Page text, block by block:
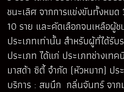
ชนะเลิศ จากการแข่งขันทั้งหม
10 ราย และคัดเลือกจนเหลือผู้
ประเภทเท่านั้น สำหรับผู้ที่ได้รับ
ประเภท ได้แก่ ประเภทช่างเท
มาสด้า ซิตี้ จำกัด (หัวหมาก) ปร
บริการ : สมนึก กลิ่นจันทร์ จาก